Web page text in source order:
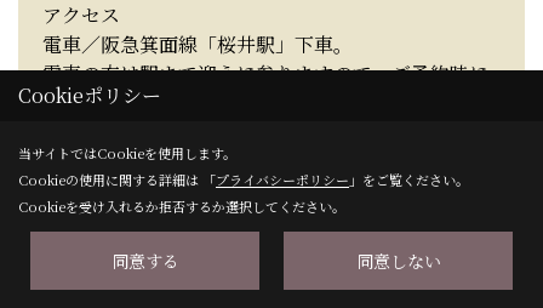
アクセス
電車／阪急箕面線「桜井駅」下車。
電車の方は駅まで迎えに参りますので、ご予約時に
お伝えください。
お車／ご予約時に詳細をお伝えします。お問合せ下
さい。
※駐車スペース、キッズスペースをご用意しており
Cookieポリシー
当サイトではCookieを使用します。
Cookieの使用に関する詳細は 「プライバシーポリシー 」をご覧ください。
Cookieを受け入れるか拒否するか選択してください。
同意する 同意しない